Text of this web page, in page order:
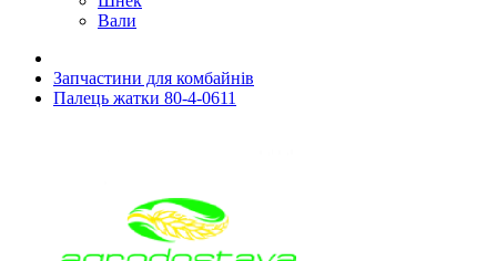
Вали
Запчастини для комбайнів
Палець жатки 80-4-0611